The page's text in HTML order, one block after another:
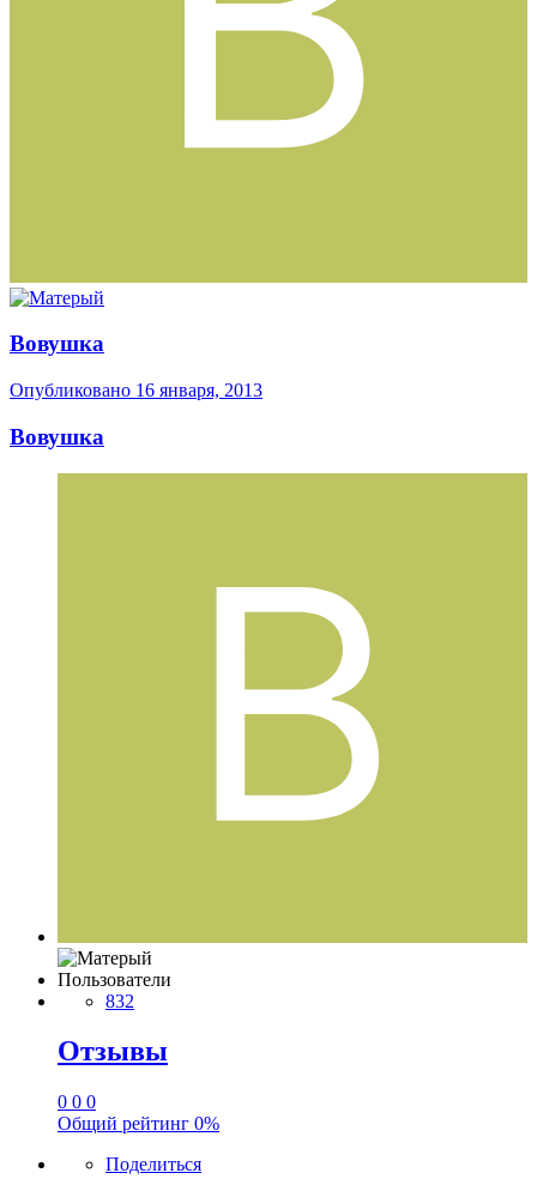
Вовушка
Опубликовано 16 января, 2013
Вовушка
Пользователи
832
Отзывы
0 0 0
Общий рейтинг 0%
Поделиться